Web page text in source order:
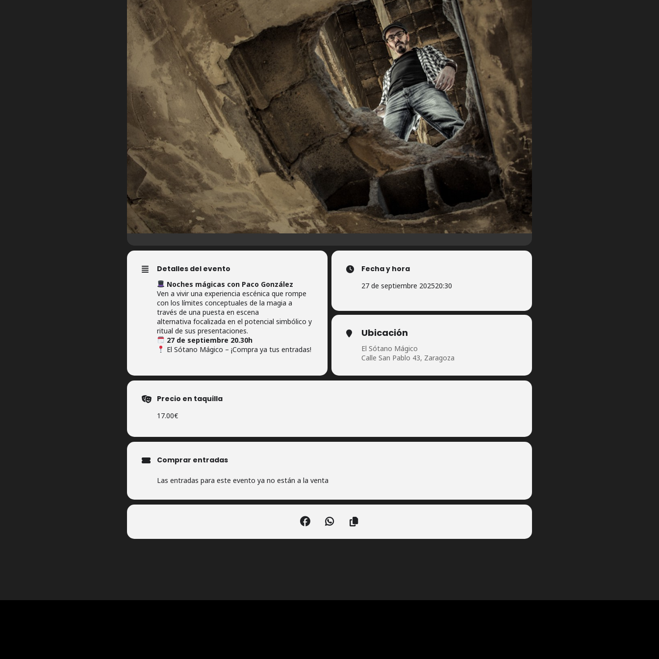
Detalles del evento
Noches mágicas con Paco González
Ven a vivir una experiencia escénica que rompe
con los límites conceptuales de la magia a
través de una puesta en escena
alternativa focalizada en el potencial simbólico y
ritual de sus presentaciones.
27 de septiembre 20.30h
El Sótano Mágico – ¡Compra ya tus entradas!
Fecha y hora
27 de septiembre 202520:30
Ubicación
El Sótano Mágico
Calle San Pablo 43, Zaragoza
Precio en taquilla
17.00€
Comprar entradas
Las entradas para este evento ya no están a la venta